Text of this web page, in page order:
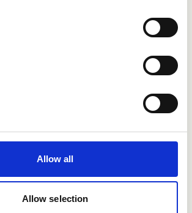
Allow all
Allow selection
för att effektivisera rekryteringen,